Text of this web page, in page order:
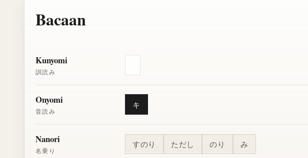
Bacaan
Kunyomi
訓読み
Onyomi
音読み
キ
Nanori
名乗り
すのり ただし のり み